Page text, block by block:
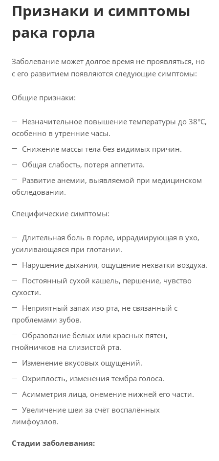
Признаки и симптомы
рака горла
Заболевание может долгое время не проявляться, но
с его развитием появляются следующие симптомы:
Общие признаки:
Незначительное повышение температуры до 38°С,
особенно в утренние часы.
Снижение массы тела без видимых причин.
Общая слабость, потеря аппетита.
Развитие анемии, выявляемой при медицинском
обследовании.
Специфические симптомы:
Длительная боль в горле, иррадиирующая в ухо,
усиливающаяся при глотании.
Нарушение дыхания, ощущение нехватки воздуха.
Постоянный сухой кашель, першение, чувство
сухости.
Неприятный запах изо рта, не связанный с
проблемами зубов.
Образование белых или красных пятен,
гнойничков на слизистой рта.
Изменение вкусовых ощущений.
Охриплость, изменения тембра голоса.
Асимметрия лица, онемение нижней его части.
Увеличение шеи за счёт воспалённых
лимфоузлов.
Стадии заболевания: